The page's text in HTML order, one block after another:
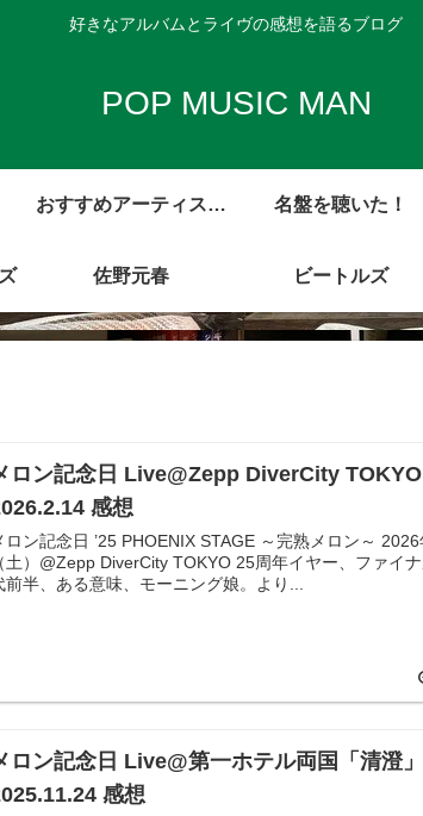
好きなアルバムとライヴの感想を語るブログ
POP MUSIC MAN
おすすめアーティスト
アルバム・レビュー集
名盤を聴いた！
佐野元春 ビートルズ
ロン記念日 Live@Zepp DiverCity TOKYO
感想
ロン記念日 ’25 PHOENIX STAGE ～完熟メロン～ 2026年2月14日
（土）@Zepp DiverCity TOKYO 25周年イヤー、ファイナル！ 2000年
前半、ある意味、モーニング娘。より...
ロン記念日 Live@第一ホテル両国「清澄」
感想